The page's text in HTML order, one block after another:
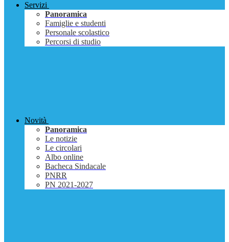
Servizi
Panoramica
Famiglie e studenti
Personale scolastico
Percorsi di studio
Novità
Panoramica
Le notizie
Le circolari
Albo online
Bacheca Sindacale
PNRR
PN 2021-2027